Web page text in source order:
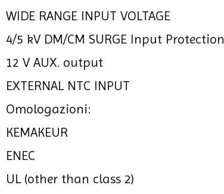
WIDE RANGE INPUT VOLTAGE
4/5 kV DM/CM SURGE Input Protection
12 V AUX. output
EXTERNAL NTC INPUT
Omologazioni:
KEMAKEUR
ENEC
UL (other than class 2)